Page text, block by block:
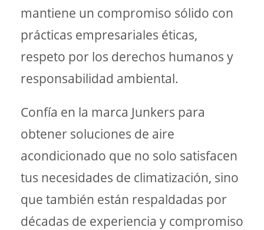
mantiene un compromiso sólido con
prácticas empresariales éticas,
respeto por los derechos humanos y
responsabilidad ambiental.
Confía en la marca Junkers para
obtener soluciones de aire
acondicionado que no solo satisfacen
tus necesidades de climatización, sino
que también están respaldadas por
décadas de experiencia y compromiso